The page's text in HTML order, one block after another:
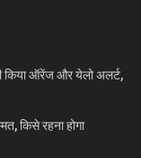
ऑरेंज और येलो अलर्ट,
किसे रहना होगा